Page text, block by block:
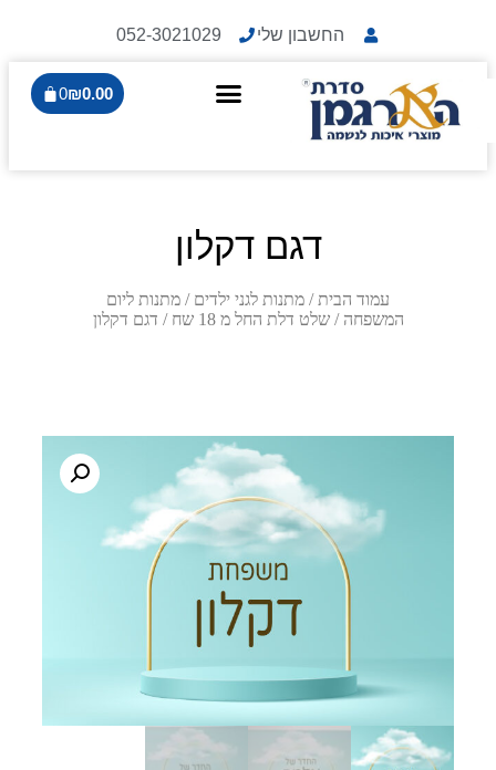
החשבון שלי 052-3021029
₪0.00
0
דגם דקלון
עמוד הבית / מתנות לגני ילדים / מתנות ליום
המשפחה /שלט דלת החל מ 18 שח / דגם דקלון